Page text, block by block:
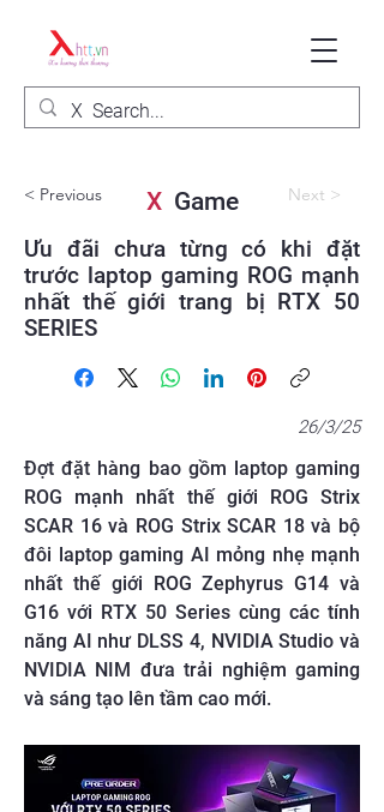
< Previous Next >
Ưu đãi chưa từng có khi đặt
trước laptop gaming ROG mạnh
nhất thế giới trang bị RTX 50
SERIES
26/3/25
Đợt đặt hàng bao gồm laptop gaming
ROG mạnh nhất thế giới ROG Strix
SCAR 16 và ROG Strix SCAR 18 và bộ
đôi laptop gaming AI mỏng nhẹ mạnh
nhất thế giới ROG Zephyrus G14 và
G16 với RTX 50 Series cùng các tính
năng AI như DLSS 4, NVIDIA Studio và
NVIDIA NIM đưa trải nghiệm gaming
và sáng tạo lên tầm cao mới.
XGame